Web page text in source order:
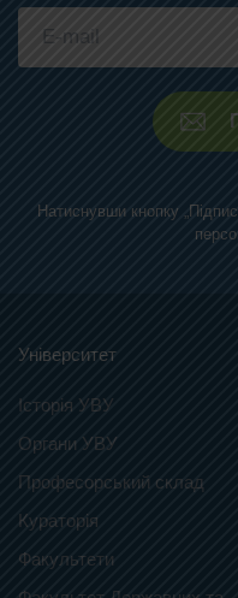
Натиснувши кнопку
Університет
Історія УВУ
Органи УВУ
Професорський склад
Кураторія
Факультети